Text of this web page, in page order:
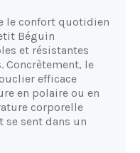
le confort quotidien
Béguin
et résistantes
Concrètement, le
efficace
en polaire ou en
corporelle
se sent dans un